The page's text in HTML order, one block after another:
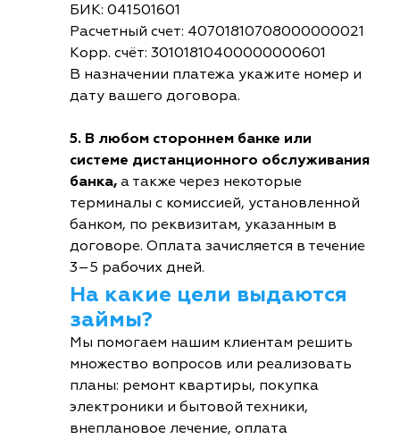
БИК: 041501601
Расчетный счет: 40701810708000000021
Корр. счёт: 30101810400000000601
В назначении платежа укажите номер и
дату вашего договора.
5. В любом стороннем банке или
системе дистанционного обслуживания
банка, а также через некоторые
терминалы с комиссией, установленной
банком, по реквизитам, указанным в
договоре. Оплата зачисляется в течение
3–5 рабочих дней.
На какие цели выдаются
займы?
Мы помогаем нашим клиентам решить
множество вопросов или реализовать
планы: ремонт квартиры, покупка
электроники и бытовой техники,
внеплановое лечение, оплата